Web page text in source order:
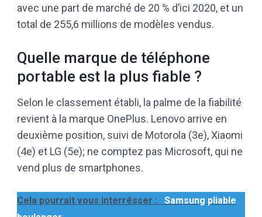
avec une part de marché de 20 % d’ici 2020, et un
total de 255,6 millions de modèles vendus.
Quelle marque de téléphone
portable est la plus fiable ?
Selon le classement établi, la palme de la fiabilité
revient à la marque OnePlus. Lenovo arrive en
deuxième position, suivi de Motorola (3e), Xiaomi
(4e) et LG (5e); ne comptez pas Microsoft, qui ne
vend plus de smartphones.
Cela pourrait vous interrésser :
Samsung pliable